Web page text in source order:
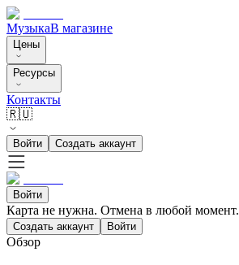
МузыкаВ магазине
Цены
Ресурсы
Контакты
🇷🇺
Войти Создать аккаунт
Войти
Карта не нужна. Отмена в любой момент.
Создать аккаунт Войти
Обзор